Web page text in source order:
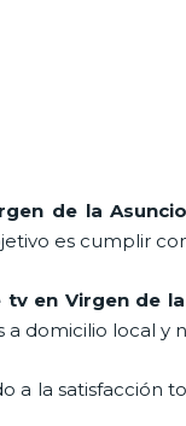
de la
es cumplir
en Virgen de
domicilio local y
a la satisfacción